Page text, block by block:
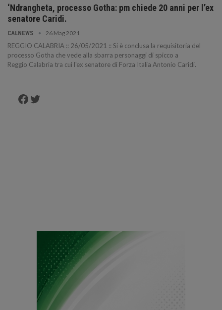
‘Ndrangheta, processo Gotha: pm chiede 20 anni per l’ex
senatore Caridi.
CALNEWS 26 Mag 2021
REGGIO CALABRIA :: 26/05/2021 :: Si è conclusa la requisitoria del
processo Gotha che vede alla sbarra personaggi di spicco a
Reggio Calabria tra cui l'ex senatore di Forza Italia Antonio Caridi.
Facebook
Twitter